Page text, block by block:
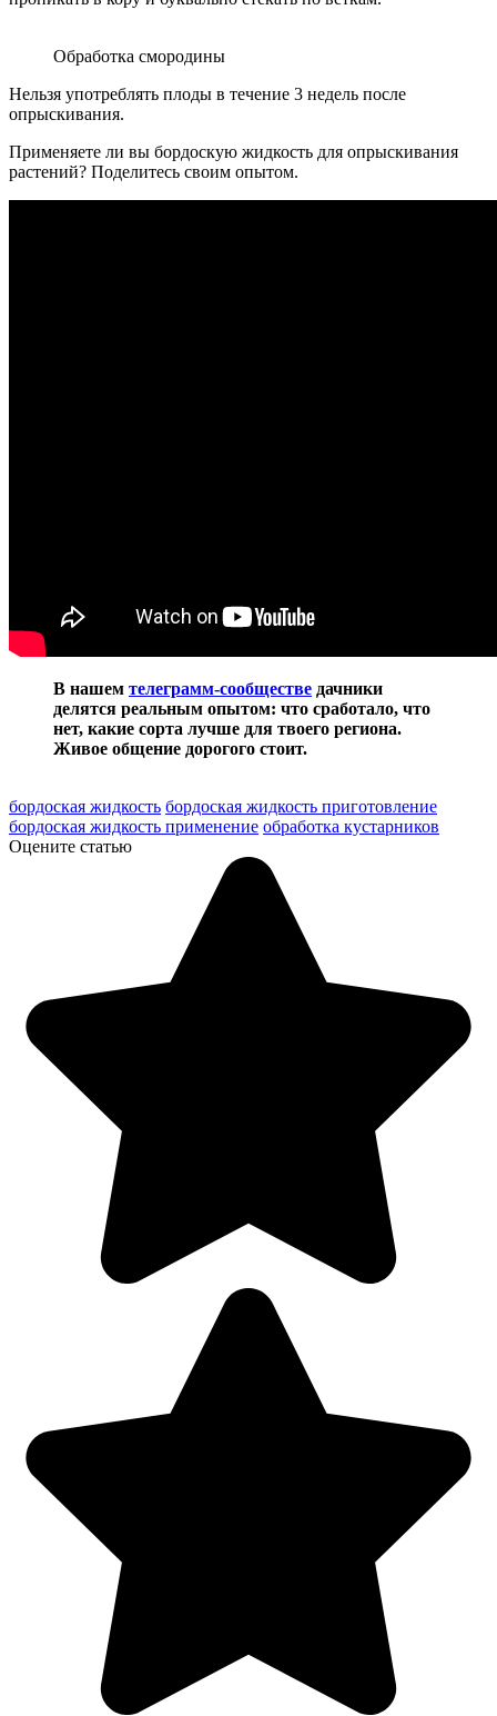
Обработка смородины
Нельзя употреблять плоды в течение 3 недель после
опрыскивания.
Применяете ли вы бордоскую жидкость для опрыскивания
растений? Поделитесь своим опытом.
В нашем телеграмм-сообществе дачники
делятся реальным опытом: что сработало, что
нет, какие сорта лучше для твоего региона.
Живое общение дорогого стоит.
бордоская жидкость бордоская жидкость приготовление
бордоская жидкость применение обработка кустарников
Оцените статью